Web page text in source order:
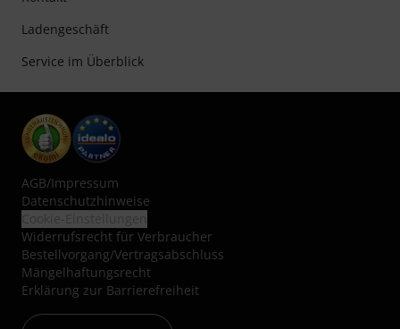
Ladengeschäft
Service im Überblick
AGB/Impressum
Datenschutzhinweise
Widerrufsrecht für Verbraucher
Bestellvorgang/Vertragsabschluss
Mängelhaftungsrecht
Erklärung zur Barrierefreiheit